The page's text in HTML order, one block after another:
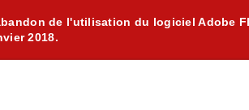
de l'utilisation du logiciel Adobe
2018.